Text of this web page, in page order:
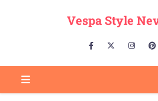
Vespa Style